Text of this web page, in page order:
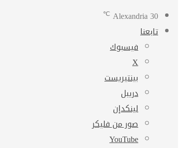
Alexandria30
℃
تابعنا
فيسبوك
‫X
بينتيريست
دريبل
لينكدإن
صور من فليكر
‫YouTube